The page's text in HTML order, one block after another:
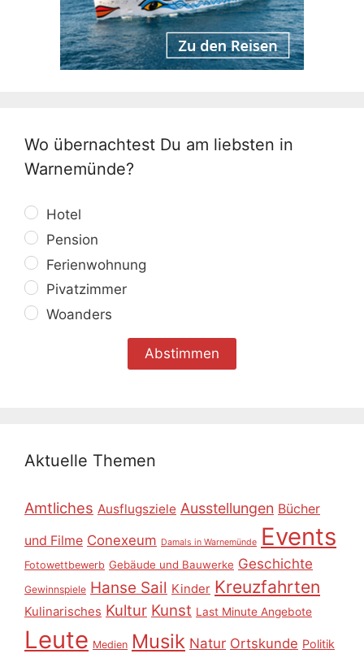
Wo übernachtest Du am liebsten in
Warnemünde?
Hotel
Pension
Ferienwohnung
Pivatzimmer
Woanders
Aktuelle Themen
Amtliches Ausflugsziele Ausstellungen Bücher
und Filme Conexeum Damals in Warnemünde Events
Fotowettbewerb Gebäude und Bauwerke Geschichte
Gewinnspiele Hanse Sail Kinder Kreuzfahrten
Kulinarisches Kultur Kunst Last Minute Angebote
Leute Medien Musik Natur Ortskunde Politik